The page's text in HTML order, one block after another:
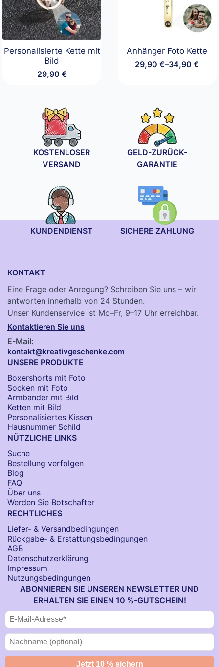
Personalisierte Kette mit
Bild
29,90 €
Anhänger Foto Kette
29,90€–34,90€
Preisspanne:
KOSTENLOSER
VERSAND
GELD-ZURÜCK-
GARANTIE
KUNDENDIENST SICHERE ZAHLUNG
KONTAKT
Eine Frage oder Anregung? Schreiben Sie uns – wir
antworten innerhalb von 24 Stunden.
Unser Kundenservice ist Mo–Fr, 9–17 Uhr erreichbar.
Kontaktieren Sie uns
E-Mail:
kontakt@kreativgeschenke.com
UNSERE PRODUKTE
Boxershorts mit Foto
Socken​ mit Foto
Armbänder mit Bild​
Ketten mit Bild
Personalisiertes Kissen
Hausnummer Schild
NÜTZLICHE LINKS
Suche
Bestellung verfolgen
Blog
FAQ
Über uns
Werden Sie Botschafter
RECHTLICHES
Liefer- & Versandbedingungen
Rückgabe- & Erstattungsbedingungen
AGB
Datenschutzerklärung
Impressum
Nutzungsbedingungen
ABONNIEREN SIE UNSEREN NEWSLETTER UND
ERHALTEN SIE EINEN 10 %-GUTSCHEIN!